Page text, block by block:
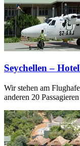
Seychellen –
Wir stehen am
anderen 20